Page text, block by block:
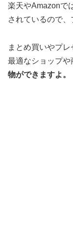
楽天やAmazonで
されているので、
まとめ買いやプ
最適なショップや
物ができますよ。